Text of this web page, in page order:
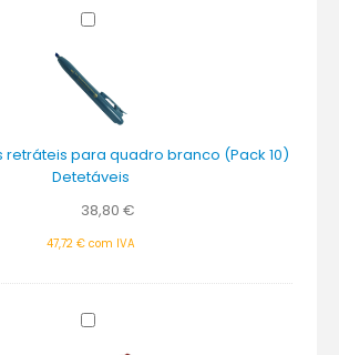
Marcadores
quadro
branco
(Pack
10)
Detetáveis
para quadro branco (Pack 10)
Detetáveis
38,80 €
47,72 € com IVA
Canetas